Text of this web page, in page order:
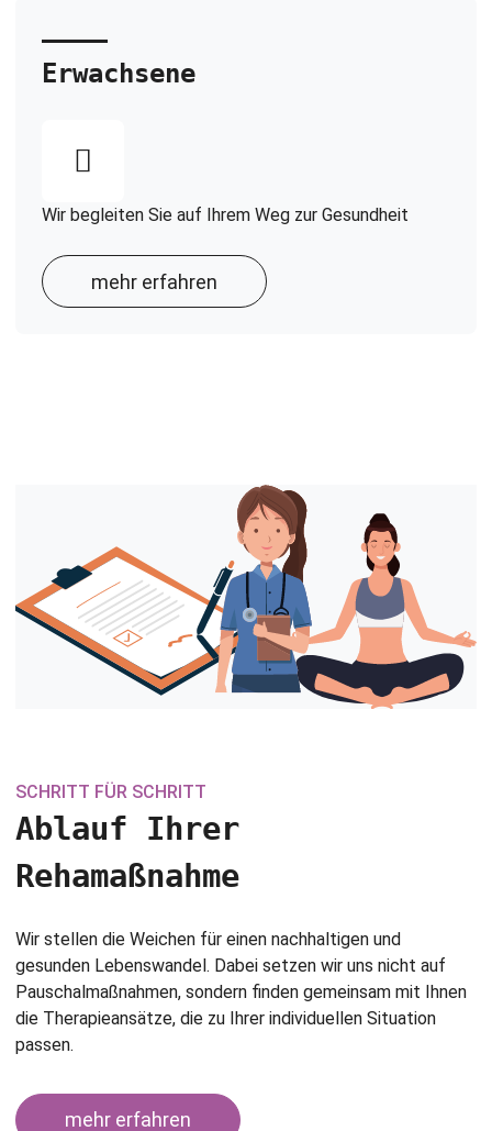
Erwachsene
Wir begleiten Sie auf Ihrem Weg zur Gesundheit
mehr erfahren
SCHRITT FÜR SCHRITT
Ablauf Ihrer
Rehamaßnahme
Wir stellen die Weichen für einen nachhaltigen und
gesunden Lebenswandel. Dabei setzen wir uns nicht auf
Pauschalmaßnahmen, sondern finden gemeinsam mit Ihnen
die Therapieansätze, die zu Ihrer individuellen Situation
passen.
mehr erfahren